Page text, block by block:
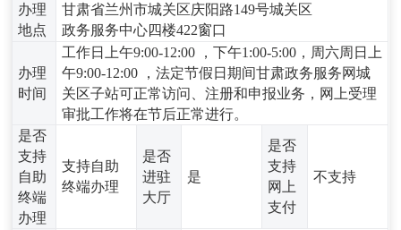
办理
地点
甘肃省兰州市城关区庆阳路149号城关区
政务服务中心四楼422窗口
办理
时间
工作日上午9:00-12:00 ，下午1:00-5:00，周六周日上
午9:00-12:00 ，法定节假日期间甘肃政务服务网城
关区子站可正常访问、注册和申报业务，网上受理
审批工作将在节后正常进行。
是否
支持
自助
终端
办理
支持自助
终端办理
是否
进驻
大厅
是
是否
支持
网上
支付
不支持